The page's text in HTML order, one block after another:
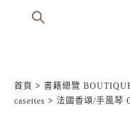
首頁 > 書籍總覽
casettes > 法國香頌/手風琴